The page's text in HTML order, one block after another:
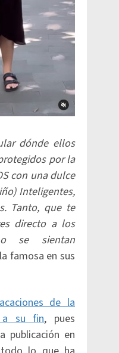
dónde ellos
por la
con una dulce
Inteligentes,
Tanto, que te
directo a los
se sientan
famosa en sus
de la
a su fin, pues
publicación en